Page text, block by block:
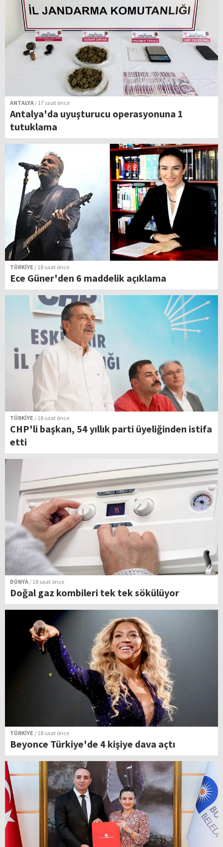
ANTALYA / 17 saat önce
Antalya'da uyuşturucu operasyonuna 1
tutuklama
TÜRKİYE / 18 saat önce
Ece Güner'den 6 maddelik açıklama
TÜRKİYE / 18 saat önce
CHP'li başkan, 54 yıllık parti üyeliğinden istifa
etti
DÜNYA / 18 saat önce
Doğal gaz kombileri tek tek sökülüyor
TÜRKİYE / 18 saat önce
Beyonce Türkiye'de 4 kişiye dava açtı